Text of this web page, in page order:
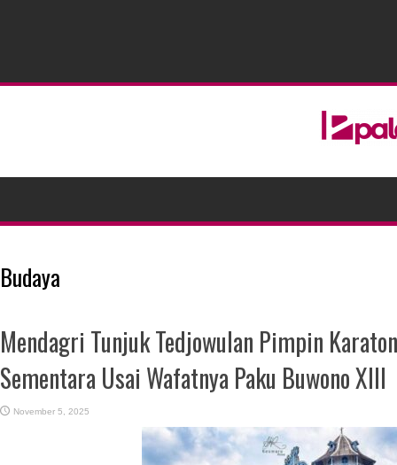
Budaya
Mendagri Tunjuk Tedjowulan Pimpin
Sementara Usai Wafatnya Paku Buwono XIII
November 5, 2025